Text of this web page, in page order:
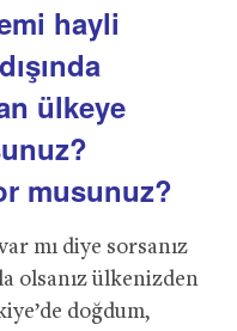
hayli
ülkeye
musunuz?
mı diye sorsanız
olsanız ülkenizden
doğdum,